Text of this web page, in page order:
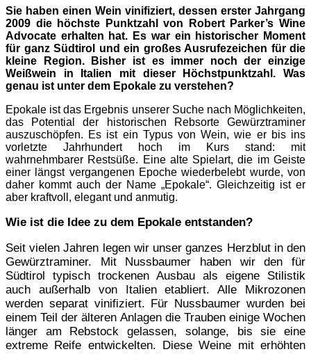
Sie haben einen Wein vinifiziert, dessen erster Jahrgang
2009 die höchste Punktzahl von Robert Parker’s Wine
Advocate erhalten hat. Es war ein historischer Moment
für ganz Südtirol und ein großes Ausrufezeichen für die
kleine Region. Bisher ist es immer noch der einzige
Weißwein in Italien mit dieser Höchstpunktzahl. Was
genau ist unter dem Epokale zu verstehen?
Epokale ist das Ergebnis unserer Suche nach Möglichkeiten,
das Potential der historischen Rebsorte Gewürztraminer
auszuschöpfen. Es ist ein Typus von Wein, wie er bis ins
vorletzte Jahrhundert hoch im Kurs stand: mit
wahrnehmbarer Restsüße. Eine alte Spielart, die im Geiste
einer längst vergangenen Epoche wiederbelebt wurde, von
daher kommt auch der Name „Epokale“. Gleichzeitig ist er
aber kraftvoll, elegant und anmutig.
Wie ist die Idee zu dem Epokale entstanden?
Seit vielen Jahren legen wir unser ganzes Herzblut in den
Gewürztraminer. Mit Nussbaumer haben wir den für
Südtirol typisch trockenen Ausbau als eigene Stilistik
auch außerhalb von Italien etabliert. Alle Mikrozonen
werden separat vinifiziert. Für Nussbaumer wurden bei
einem Teil der älteren Anlagen die Trauben einige Wochen
länger am Rebstock gelassen, solange, bis sie eine
extreme Reife entwickelten. Diese Weine mit erhöhten